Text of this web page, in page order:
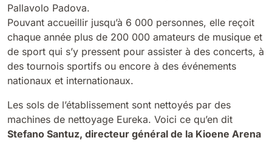
E81
810 mm 3645 m²/h
Autolaveuses autoportées
E65
Magnum
1570 mm 18840 m²/h
Bull 200
Pallavolo Padova.
Pouvant accueillir jusqu’à 6 000 personnes, elle reçoit
chaque année plus de 200 000 amateurs de musique et
de sport qui s’y pressent pour assister à des concerts, à
des tournois sportifs ou encore à des événements
nationaux et internationaux.
Les sols de l’établissement sont nettoyés par des
machines de nettoyage Eureka. Voici ce qu’en dit
Stefano Santuz, directeur général de la Kioene Arena